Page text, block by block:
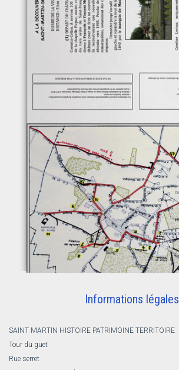
Informations légales
SAINT MARTIN HISTOIRE PATRIMOINE TERRITOIRE
Tour du guet
Rue serret